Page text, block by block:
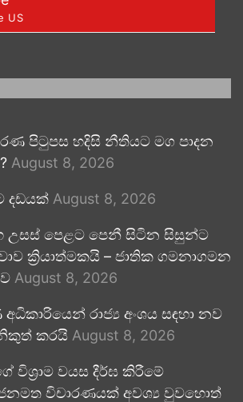
US
පිටුපස හදිසි නීතියට මග පාදන
August 8, 2026
දඩයක් August 8, 2026
උසස් පෙළට පෙනී සිටින සිසුන්ට
ක්‍රියාත්මකයි – ජාතික ගමනාගමන
August 8, 2026
රාජ්‍ය අංශය සඳහා නව
කරයි August 8, 2026
වයස දීර්ඝ කිරීමේ
විචාරණයක් අවශ්‍ය වුවහොත්